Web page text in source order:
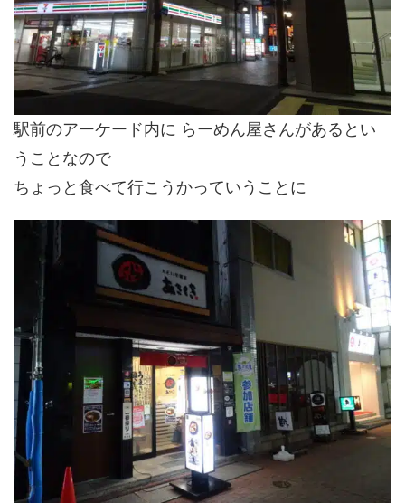
駅前のアーケード内に らーめん屋さんがあるとい
うことなので
ちょっと食べて行こうかっていうことに